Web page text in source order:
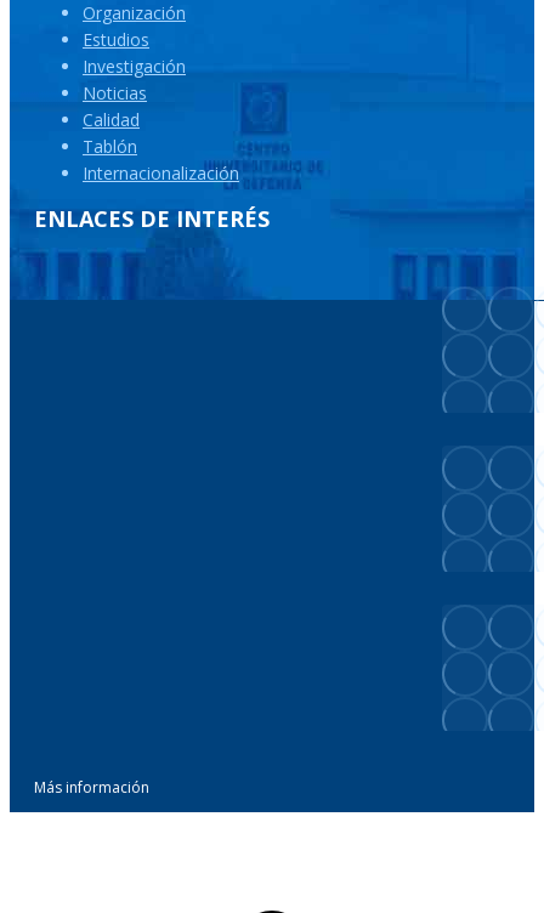
Organización
Estudios
Investigación
Noticias
Calidad
Tablón
Internacionalización
ENLACES DE INTERÉS
Más información